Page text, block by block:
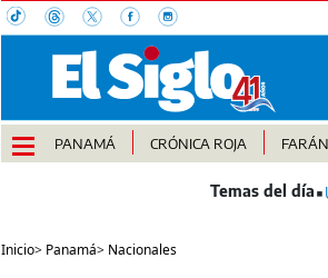
PANAMÁ CRÓNICA ROJA
Inicio> Panamá> Nacionales